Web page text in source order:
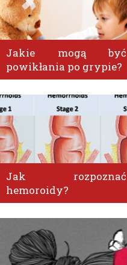
Jakie mogą być
powikłania po grypie?
Jak rozpoznać
hemoroidy?